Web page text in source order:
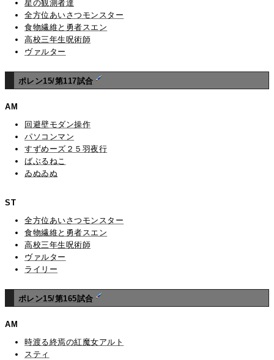
星の観測者達
全方位あいさつモンスター
食物繊維と勇者スエン
高校三年生呪術師
ヴァルター
ポレン15/第117試合
AM
回避壁モダン操作
パソコンマン
すずめーズ２５羽夜行
ばぶるねこ
ゐぬゐぬ
ST
全方位あいさつモンスター
食物繊維と勇者スエン
高校三年生呪術師
ヴァルター
ライリー
ポレン15/第165試合
AM
時渡る終焉の紅魔女アルト
スティ